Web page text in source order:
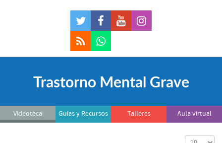
Trastorno Mental Grave
Videoteca Guías y Recursos Talleres Aula virtual
Cantidad